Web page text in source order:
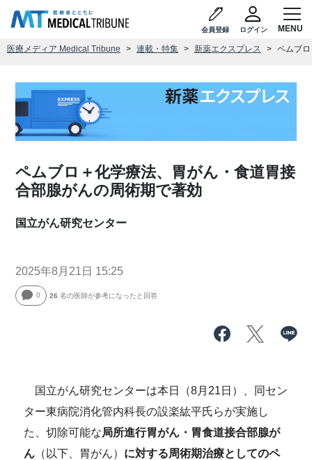
会員登録 ログイン
医療メディア Medical Tribune 連載・特集 新薬エクスプレス ペムブ
ペムブロ＋化学療法、胃がん・食道胃接
合部腺がんの周術期で著効
国立がん研究センター
2025年8月21日 15:25
0 26 名の医師が参考になったと回答
国立がん研究センターは本日（8月21日）、同セン
ター東病院消化管内科長の設楽紘平氏らが実施し
た、切除可能な局所進行胃がん・胃食道接合部腺が
ん （以下、胃がん） に対する周術期治療としてのペ